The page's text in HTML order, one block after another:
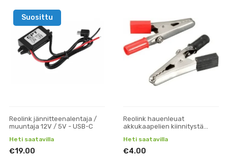
Suosittu
Reolink jännitteenalentaja /
muuntaja 12V / 5V - USB-C
Heti saatavilla
€19.00
Reolink hauenleuat
akkukaapelien kiinnitystä
Heti saatavilla
€4.00